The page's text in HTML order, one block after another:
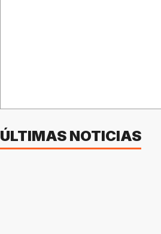
ÚLTIMAS NOTICIAS